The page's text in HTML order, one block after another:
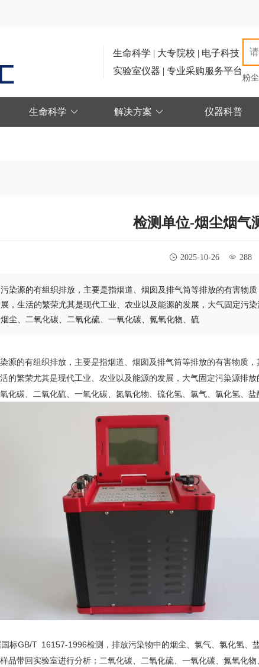
生命科学 | 大专院校 | 电子科技
实验室仪器 | 专业采购服务平台
粉
生命科学 解决方案 仪器科普
检测单位-烟尘烟气
2025-10-26 288
污染源的有组织排放，主要是指烟道、烟囱及排气筒等排放的有害物
，生活的繁荣尤其是现代工业、农业以及能源的发展，大气固定污
尘、二氧化碳、二氧化硫、一氧化碳、氮氧化物、硫
源的有组织排放，主要是指烟道、烟囱及排气筒等排放的有害物质
的繁荣尤其是现代工业、农业以及能源的发展，大气固定污染源排
化碳、二氧化硫、一氧化碳、氮氧化物、硫化氢、氯气、氯化氢、
标GB/T 16157-1996检测，排放污染物中的烟尘、氯气、氯化氢、
品带回实验室进行分析；二氧化碳、二氧化硫、一氧化碳、氮氧化